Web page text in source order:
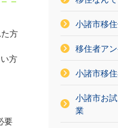
方
方
要
小諸市移
移住者ア
小諸市移
小諸市お
業